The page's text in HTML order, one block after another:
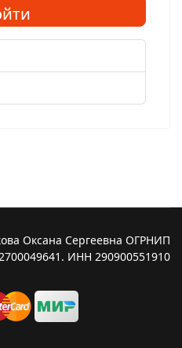
Оксана Сергеевна ОГРНИП
ИНН 290900551910